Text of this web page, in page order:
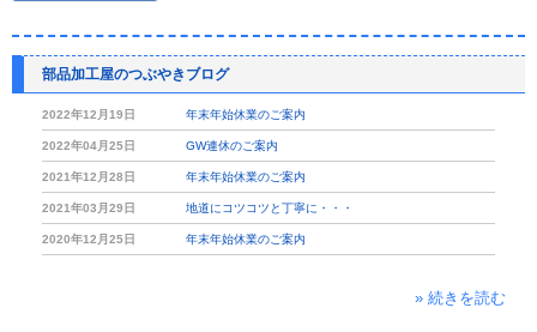
部品加工屋のつぶやきブログ
2022年12月19日 年末年始休業のご案内
2022年04月25日 GW連休のご案内
2021年12月28日 年末年始休業のご案内
2021年03月29日 地道にコツコツと丁寧に・・・
2020年12月25日 年末年始休業のご案内
» 続きを読む